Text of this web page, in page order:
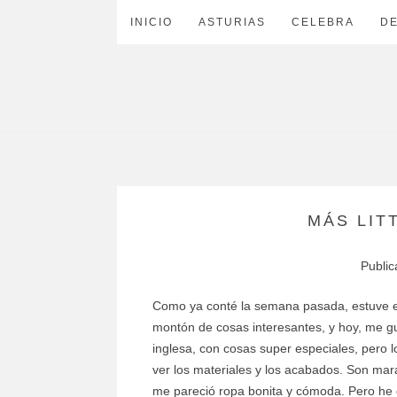
INICIO ASTURIAS CELEBRA
MÁS
Como ya conté la semana pasada, estuve
montón de cosas interesantes, y hoy, me
inglesa, con cosas super especiales, pero
ver los materiales y los acabados. Son
me pareció ropa bonita y cómoda. Pero